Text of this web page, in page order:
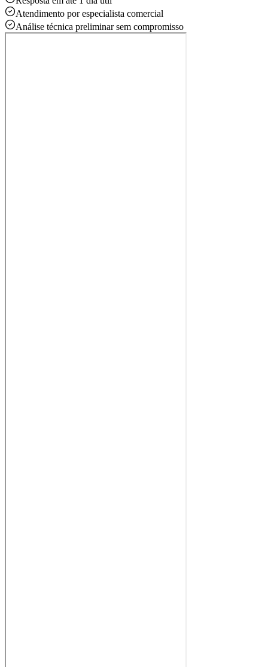
Atendimento por especialista comercial
Análise técnica preliminar sem compromisso